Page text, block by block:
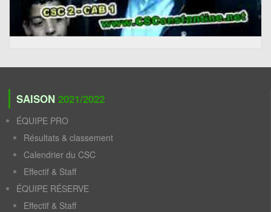
SAISON 2021/2022
ÉQUIPE PRO
Résultats & classement
Calendrier du CSC
Effectif & Staff
ÉQUIPE RÉSERVE
Effectif & Staff